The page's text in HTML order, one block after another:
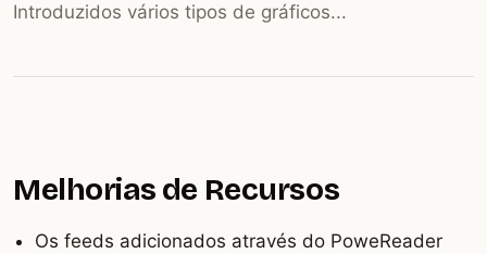
Introduzidos vários tipos de gráficos...
Melhorias de Recursos
Os feeds adicionados através do PoweReader